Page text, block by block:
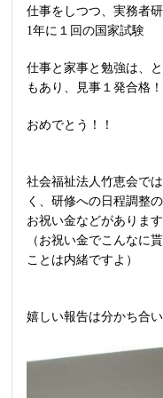
仕事をしつつ、実務者
1年に１回の国家試験
仕事と家事と勉強は、
もあり、見事１発合格！
おめでとう！！
社会福祉法人竹恵会で
く、研修への日程調整
お祝い金などがあります
（お祝い金でこんなに
ことは内緒ですよ）
嬉しい報告は分かち合